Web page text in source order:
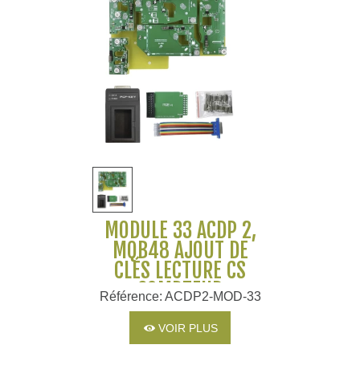
MODULE 33 ACDP 2,
MQB48 AJOUT DE
CLÉS LECTURE CS
COMPTEUR
VOLKSWAGEN AUDI
SKODA SEAT CUPRA -
YANHUA
Référence: ACDP2-MOD-33
VOIR PLUS